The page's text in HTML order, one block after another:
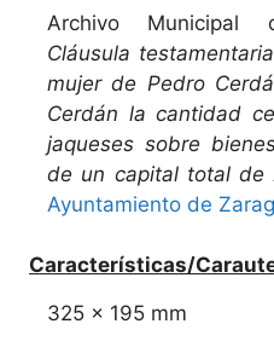
Archivo Municipal
Cláusula
mujer de Pedro
Cerdán la cantidad
jaqueses sobre
de un capital total de
Ayuntamiento de
Características/
325 x 195 mm